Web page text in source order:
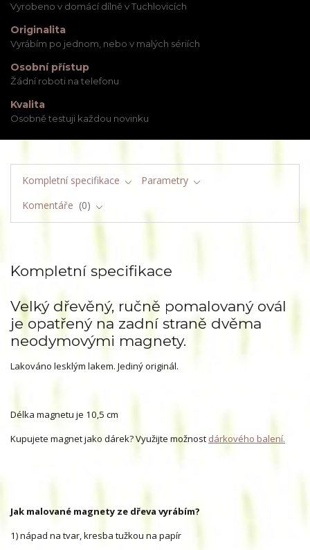
Vyrobeno v domácí dílně v Tuchlovicích
Originalita
Vyrábím po jednom, nebo v malých sériích
Osobní přístup
Žádní roboti na telefonu
Kvalita
Osobně testuji každou novinku
Kompletní specifikace
Parametry
Komentáře
0
Kompletní specifikace
Velký dřevěný, ručně pomalovaný ovál
je opatřený na zadní straně dvěma
neodymovými magnety.
Lakováno lesklým lakem. Jediný originál.
Délka magnetu je 10,5 cm
Kupujete magnet jako dárek? Využijte možnost dárkového balení.
Jak malované magnety ze dřeva vyrábím?
1) nápad na tvar, kresba tužkou na papír